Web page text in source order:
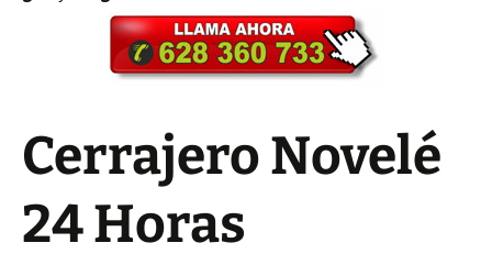
Cerrajero Novelé
24 Horas